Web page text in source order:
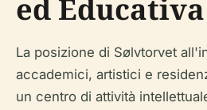
ed Educativa
La posizione di Sølvtorvet
accademici, artistici e
un centro di attività